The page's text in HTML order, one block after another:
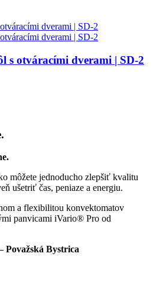
s otváracími dverami | SD-2
môžete jednoducho zlepšiť kvalitu
ušetriť čas, peniaze a energiu.
a flexibilitou konvektomatov
panvicami iVario® Pro od
Považská Bystrica